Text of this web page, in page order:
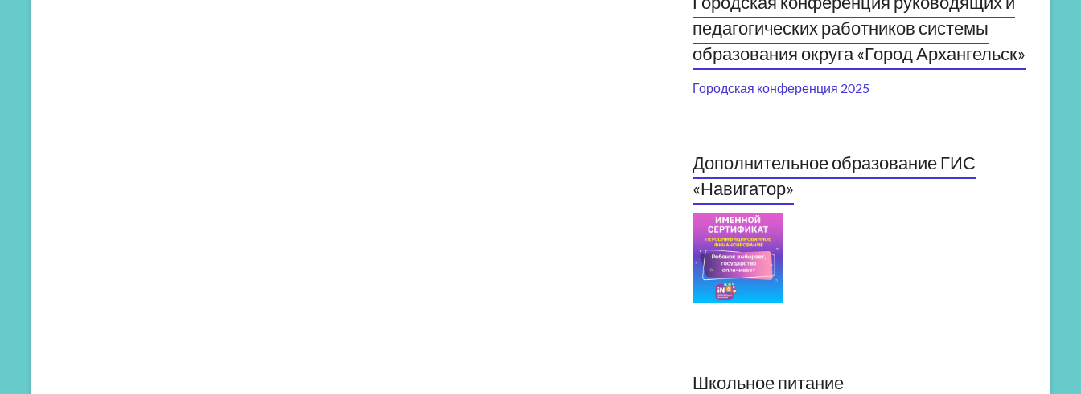
педагогических работников системы
образования округа «Город Архангельск»
Городская конференция 2025
Дополнительное образование ГИС
«Навигатор»
Школьное питание